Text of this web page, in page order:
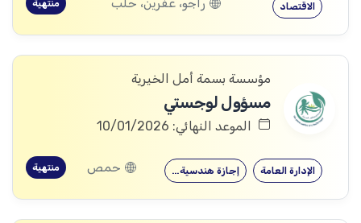
الاقتصاد منتهية
مؤسسة بسمة أمل الخيرية
مسؤول لوجستي
الموعد النهائي: 10/01/2026
إجازة هندسية… الإدارة العامة حمص منتهية